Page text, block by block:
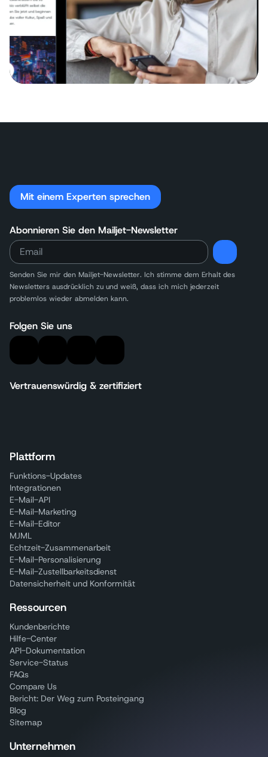
Mit einem Experten sprechen
Abonnieren Sie den Mailjet-Newsletter
Senden Sie mir den Mailjet-Newsletter. Ich stimme dem Erhalt des
Newsletters ausdrücklich zu und weiß, dass ich mich jederzeit
problemlos wieder abmelden kann.
Folgen Sie uns
Vertrauenswürdig & zertifiziert
Plattform
Funktions-Updates
Integrationen
E-Mail-API
E-Mail-Marketing
E-Mail-Editor
MJML
Echtzeit-Zusammenarbeit
E-Mail-Personalisierung
E-Mail-Zustellbarkeitsdienst
Datensicherheit und Konformität
Ressourcen
Kundenberichte
Hilfe-Center
API-Dokumentation
Service-Status
FAQs
Compare Us
Bericht: Der Weg zum Posteingang
Blog
Sitemap
Unternehmen